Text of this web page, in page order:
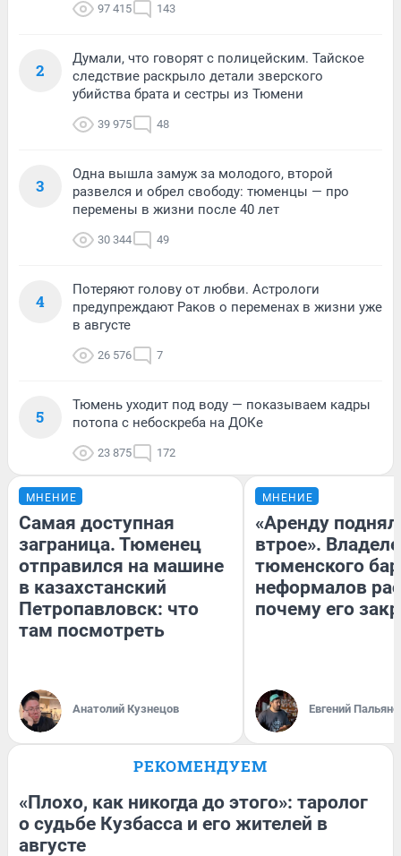
97 415 143
2
Думали, что говорят с полицейским. Тайское
следствие раскрыло детали зверского
убийства брата и сестры из Тюмени
39 975 48
3
Одна вышла замуж за молодого, второй
развелся и обрел свободу: тюменцы — про
перемены в жизни после 40 лет
30 344 49
4
Потеряют голову от любви. Астрологи
предупреждают Раков о переменах в жизни уже
в августе
26 576 7
5
Тюмень уходит под воду — показываем кадры
потопа с небоскреба на ДОКе
23 875 172
МНЕНИЕ
Самая доступная
заграница. Тюменец
отправился на машине
в казахстанский
Петропавловск: что
там посмотреть
Анатолий Кузнецов
МНЕНИЕ
«Аренду
втрое».
тюменского
неформалов
почему его
Евгений
РЕКОМЕНДУЕМ
«Плохо, как никогда до этого»: таролог
о судьбе Кузбасса и его жителей в
августе